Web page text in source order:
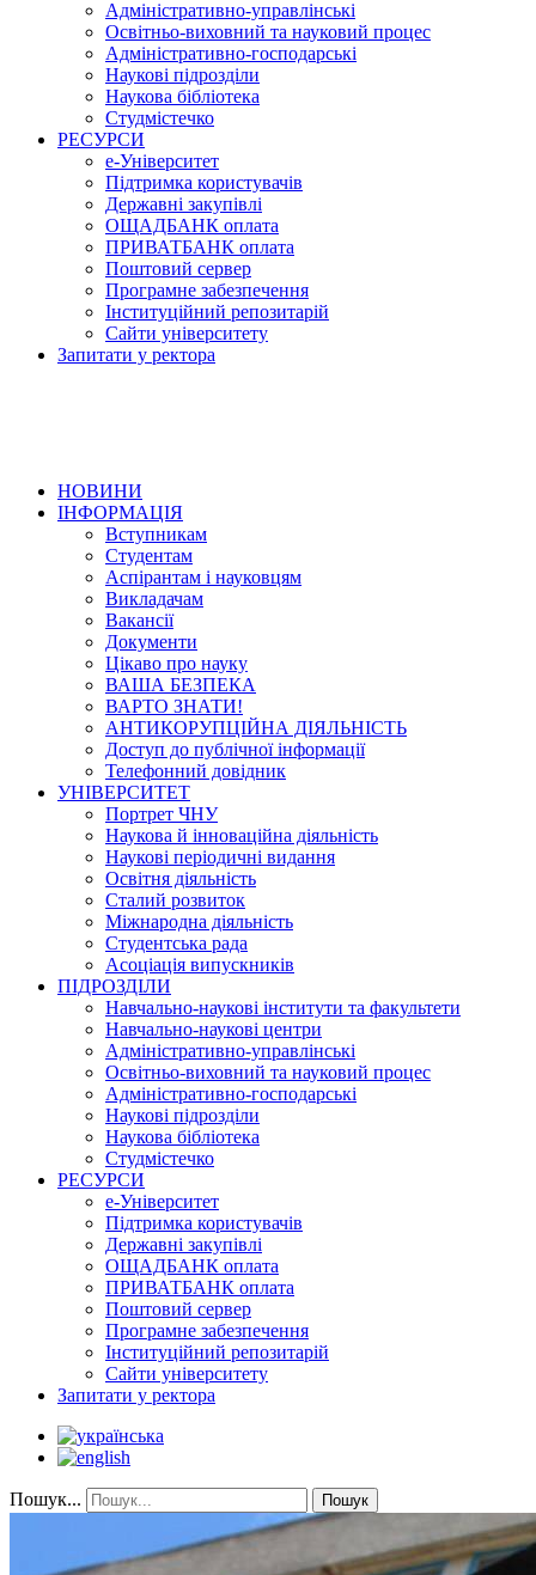
Адміністративно-управлінські
Освітньо-виховний та науковий процес
Адміністративно-господарські
Наукові підрозділи
Наукова бібліотека
Студмістечко
РЕСУРСИ
е-Університет
Підтримка користувачів
Державні закупівлі
ОЩАДБАНК оплата
ПРИВАТБАНК оплата
Поштовий сервер
Програмне забезпечення
Інституційний репозитарій
Сайти університету
Запитати у ректора
НОВИНИ
ІНФОРМАЦІЯ
Вступникам
Студентам
Аспірантам і науковцям
Викладачам
Вакансії
Документи
Цікаво про науку
ВАША БЕЗПЕКА
ВАРТО ЗНАТИ!
АНТИКОРУПЦІЙНА ДІЯЛЬНІСТЬ
Доступ до публічної інформації
Телефонний довідник
УНІВЕРСИТЕТ
Портрет ЧНУ
Наукова й інноваційна діяльність
Наукові періодичні видання
Освітня діяльність
Сталий розвиток
Міжнародна діяльність
Студентська рада
Асоціація випускників
ПІДРОЗДІЛИ
Навчально-наукові інститути та факультети
Навчально-наукові центри
Адміністративно-управлінські
Освітньо-виховний та науковий процес
Адміністративно-господарські
Наукові підрозділи
Наукова бібліотека
Студмістечко
РЕСУРСИ
е-Університет
Підтримка користувачів
Державні закупівлі
ОЩАДБАНК оплата
ПРИВАТБАНК оплата
Поштовий сервер
Програмне забезпечення
Інституційний репозитарій
Сайти університету
Запитати у ректора
Пошук... Пошук